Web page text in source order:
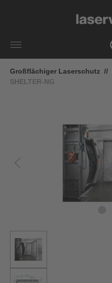
Großflächiger Laserschutz //
SHELTER-NG